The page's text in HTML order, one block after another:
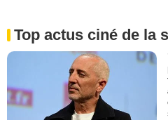
Top actus ciné de la